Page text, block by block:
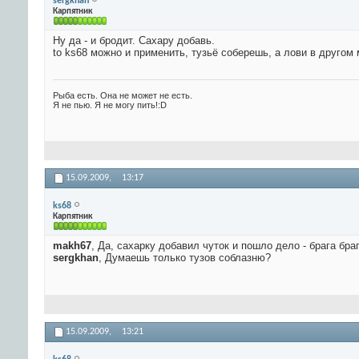
Карпятник
Ну да - и бродит. Сахару добавь.
to ks68 можно и применить, тузьё соберешь, а лови в другом
Рыба есть. Она не может не есть.
Я не пью. Я не могу пить!:D
15.09.2009, 13:17
ks68
Карпятник
makh67, Да, сахарку добавил чуток и пошло дело - брага
sergkhan, Думаешь только тузов соблазню?
15.09.2009, 13:21